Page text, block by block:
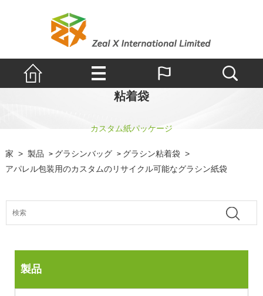
粘着袋
カスタム紙パッケージ
家 > 製品 > グラシンバッグ > グラシン粘着袋 >
アパレル包装用のカスタムのリサイクル可能なグラシン紙袋
製品